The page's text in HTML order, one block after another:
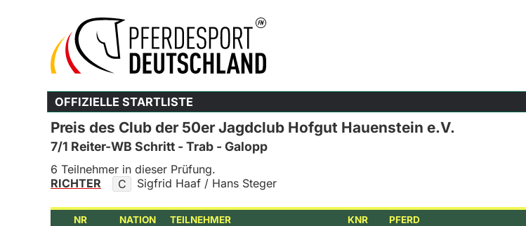
OFFIZIELLE STARTLISTE
Preis des Club der 50er Jagdclub Hofgut Hauenstein e.V.
7/1 Reiter-WB Schritt - Trab - Galopp
6 Teilnehmer in dieser Prüfung.
RICHTER
C Sigfrid Haaf / Hans Steger
NR NATION TEILNEHMER KNR PFERD